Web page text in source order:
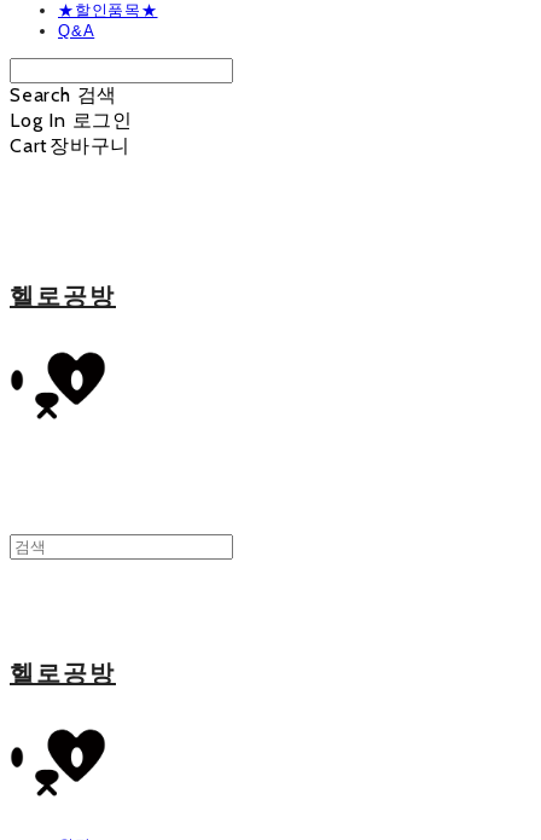
★할인품목★
Q&A
Search 검색
Log In 로그인
Cart장바구니
헬로공방
헬로공방